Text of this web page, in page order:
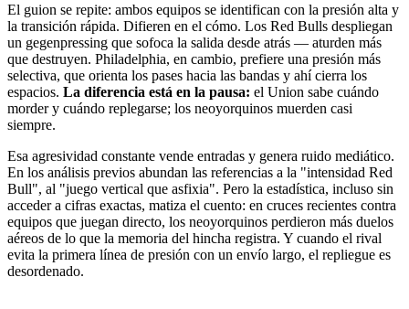
El guion se repite: ambos equipos se identifican con la presión alta y
la transición rápida. Difieren en el cómo. Los Red Bulls despliegan
un gegenpressing que sofoca la salida desde atrás — aturden más
que destruyen. Philadelphia, en cambio, prefiere una presión más
selectiva, que orienta los pases hacia las bandas y ahí cierra los
espacios. La diferencia está en la pausa: el Union sabe cuándo
morder y cuándo replegarse; los neoyorquinos muerden casi
siempre.
Esa agresividad constante vende entradas y genera ruido mediático.
En los análisis previos abundan las referencias a la "intensidad Red
Bull", al "juego vertical que asfixia". Pero la estadística, incluso sin
acceder a cifras exactas, matiza el cuento: en cruces recientes contra
equipos que juegan directo, los neoyorquinos perdieron más duelos
aéreos de lo que la memoria del hincha registra. Y cuando el rival
evita la primera línea de presión con un envío largo, el repliegue es
desordenado.